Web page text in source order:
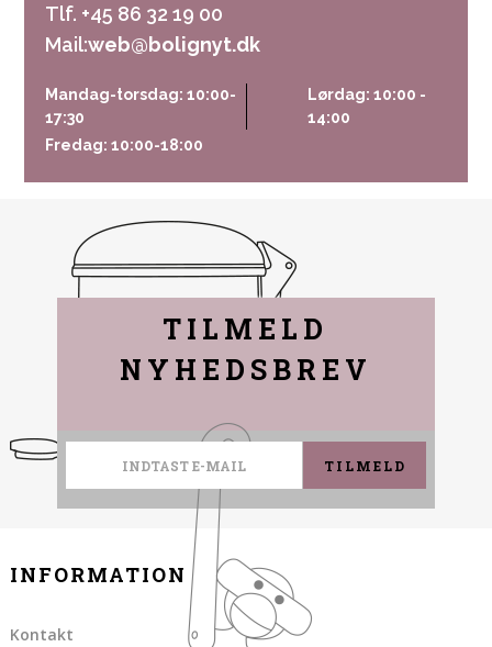
Tlf. +45 86 32 19 00
Mail:web@bolignyt.dk
Mandag-torsdag: 10:00-
17:30
Fredag: 10:00-18:00
Lørdag: 10:00 -
14:00
TILMELD
NYHEDSBREV
TILMELD
INFORMATION
Kontakt